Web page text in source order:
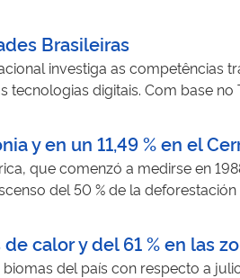
fortalecendo uma
Brasileiras
investiga as competências
digitais. Com base no
reconhece os jovens como
e os desafios da cultura
y en un 11,49 % en el
que comenzó a medirse en
del 50 % de la
calor y del 61 % en las
del país con respecto a